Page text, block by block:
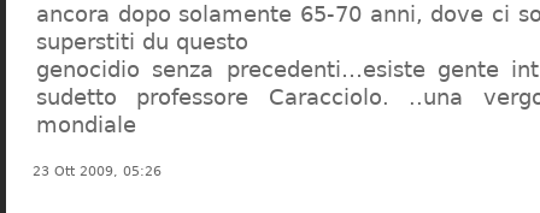
ancora dopo solamente 65-70 anni, dove ci
superstiti du questo
genocidio senza precedenti…esiste gente
sudetto professore Caracciolo. ..una
mondiale
23 Ott 2009, 05:26